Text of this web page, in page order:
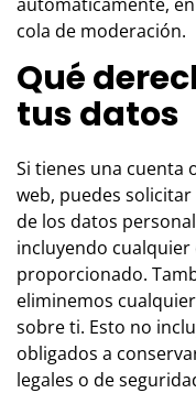
cola de moderación.
Qué
tus datos
Si tienes una cuenta
web, puedes
de los datos
incluyendo
proporcionado.
eliminemos
sobre ti. Esto no
obligados a
legales o de